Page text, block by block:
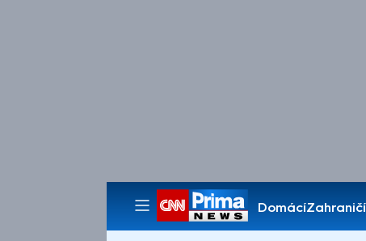
DomácíZahraničí
Pořady